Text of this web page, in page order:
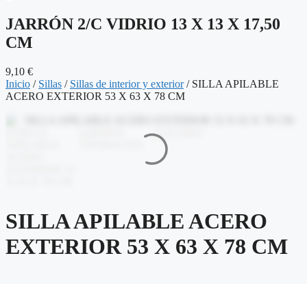
JARRÓN 2/C VIDRIO 13 X 13 X 17,50
CM
9,10 €
Inicio / Sillas / Sillas de interior y exterior/ SILLA APILABLE
ACERO EXTERIOR 53 X 63 X 78 CM
SILLA APILABLE ACERO
EXTERIOR 53 X 63 X 78 CM